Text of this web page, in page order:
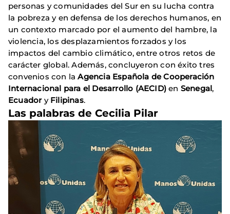
personas y comunidades del Sur en su lucha contra
la pobreza y en defensa de los derechos humanos, en
un contexto marcado por el aumento del hambre, la
violencia, los desplazamientos forzados y los
impactos del cambio climático, entre otros retos de
carácter global. Además, concluyeron con éxito tres
convenios con laAgencia Española de Cooperación
Internacional para el Desarrollo (AECID) en Senegal,
Ecuador y Filipinas.
Las palabras de Cecilia Pilar